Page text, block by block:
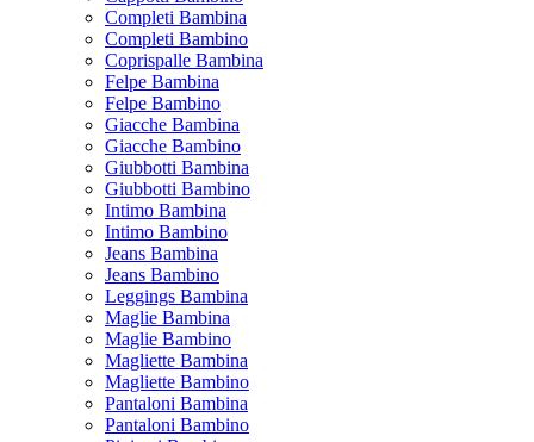
Completi Bambina
Completi Bambino
Coprispalle Bambina
Felpe Bambina
Felpe Bambino
Giacche Bambina
Giacche Bambino
Giubbotti Bambina
Giubbotti Bambino
Intimo Bambina
Intimo Bambino
Jeans Bambina
Jeans Bambino
Leggings Bambina
Maglie Bambina
Maglie Bambino
Magliette Bambina
Magliette Bambino
Pantaloni Bambina
Pantaloni Bambino